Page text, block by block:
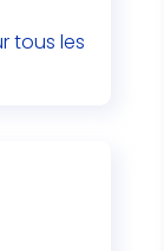
tous les